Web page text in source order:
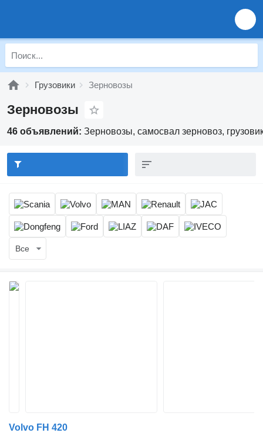
Грузовики Зерновозы
Зерновозы
46 объявлений: Зерновозы, самосвал зерновоз,
Все
Volvo FH 420